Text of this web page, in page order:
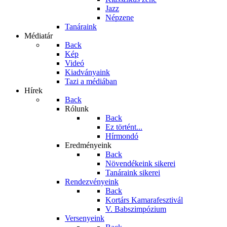
Jazz
Népzene
Tanáraink
Médiatár
Back
Kép
Videó
Kiadványaink
Tazi a médiában
Hírek
Back
Rólunk
Back
Ez történt...
Hírmondó
Eredményeink
Back
Növendékeink sikerei
Tanáraink sikerei
Rendezvényeink
Back
Kortárs Kamarafesztivál
V. Babszimpózium
Versenyeink